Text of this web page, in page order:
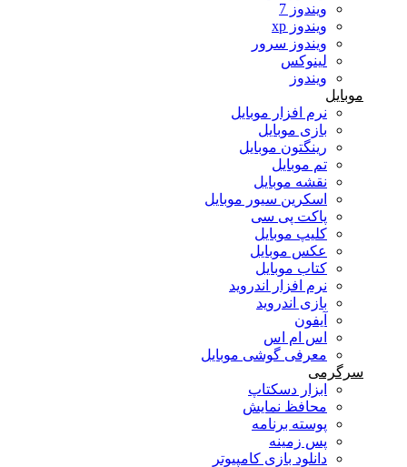
ویندوز 7
ویندوز xp
ویندوز سرور
لینوکس
ویندوز
موبایل
نرم افزار موبایل
بازی موبایل
رینگتون موبایل
تم موبایل
نقشه موبایل
اسکرین سیور موبایل
پاکت پی سی
کلیپ موبایل
عکس موبایل
کتاب موبایل
نرم افزار اندروید
بازی اندروید
آیفون
اس ام اس
معرفی گوشی موبایل
سرگرمی
ابزار دسکتاپ
محافظ نمایش
پوسته برنامه
پس زمینه
دانلود بازی کامپیوتر